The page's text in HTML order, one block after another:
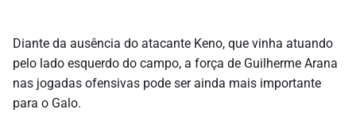
Diante da ausência do atacante Keno, que vinha atuando
pelo lado esquerdo do campo, a força de Guilherme Arana
nas jogadas ofensivas pode ser ainda mais importante
para o Galo.